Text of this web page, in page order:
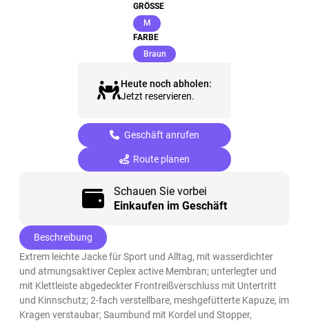
GRÖSSE
M(ausgewählt)
FARBE
Braun(ausgewählt)
Heute noch abholen:
Jetzt reservieren.
Geschäft anrufen
Route planen
Schauen Sie vorbei
Einkaufen im Geschäft
Beschreibung
Extrem leichte Jacke für Sport und Alltag, mit wasserdichter
und atmungsaktiver Ceplex active Membran; unterlegter und
mit Klettleiste abgedeckter Frontreißverschluss mit Untertritt
und Kinnschutz; 2-fach verstellbare, meshgefütterte Kapuze, im
Kragen verstaubar; Saumbund mit Kordel und Stopper,